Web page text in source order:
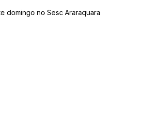
domingo no Sesc Araraquara